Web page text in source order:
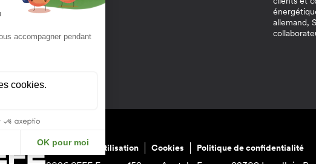
allemand,
Conditions d’utilisation Cookies Politique de confidentialité